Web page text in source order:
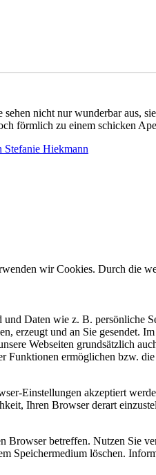
nicht nur wunderbar
förmlich zu einem schicken
Stefanie Hiekmann
wir Cookies. Durch die
Daten wie z. B. persönliche
erzeugt und an Sie gesendet.
Webseiten grundsätzlich
Funktionen ermöglichen bzw.
Einstellungen akzeptiert
Ihren Browser derart
betreffen. Nutzen Sie
Speichermedium löschen.